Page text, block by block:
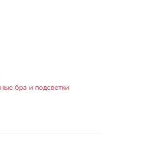
бра и подсветки